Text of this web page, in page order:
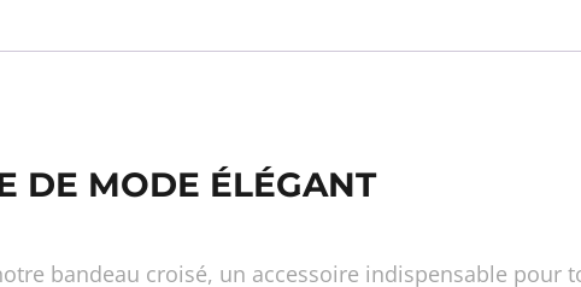
DE MODE ÉLÉGANT
bandeau croisé, un accessoire indispensable pour